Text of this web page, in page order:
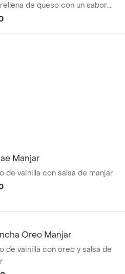
de queso con un sabor
seleccionado por especialistas
Manjar
de vainilla con salsa de manjar
Oreo Manjar
de vainilla con oreo y salsa de